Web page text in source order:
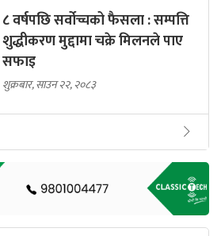
८ वर्षपछि सर्वोच्चको फैसला : सम्पत्ति
शुद्धीकरण मुद्दामा चक्रे मिलनले पाए
सफाइ
शुक्रबार, साउन २२, २०८३